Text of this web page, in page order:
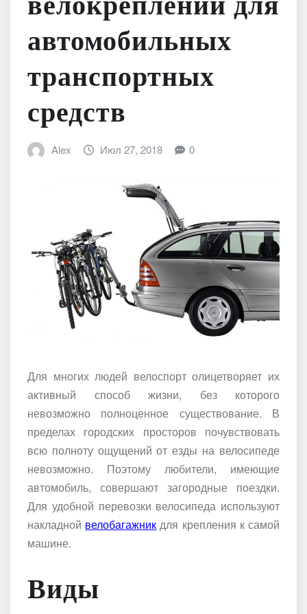
автомобильных
транспортных
средств
Alex Июл 27, 2018 0
Для многих людей велоспорт олицетворяет их
активный способ жизни, без которого
невозможно полноценное существование. В
пределах городских просторов почувствовать
всю полноту ощущений от езды на велосипеде
невозможно. Поэтому любители, имеющие
автомобиль, совершают загородные поездки.
Для удобной перевозки велосипеда используют
накладной велобагажник для крепления к самой
машине.
Виды